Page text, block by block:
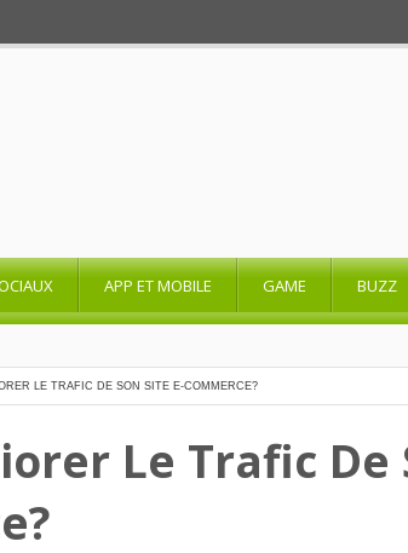
APP ET MOBILE GAME BUZZ
LE TRAFIC DE SON SITE E-COMMERCE?
Le Trafic De